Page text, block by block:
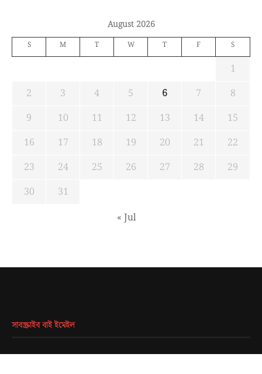
August 2026
S M T W T F S
1
2
3 4 5 6 7
8
9
10 11 12 13 14
15
16
17 18 19 20 21
22
23
24 25 26 27 28
29
30
31
« Jul
সাবস্ক্রাইব বাই ইমেইল